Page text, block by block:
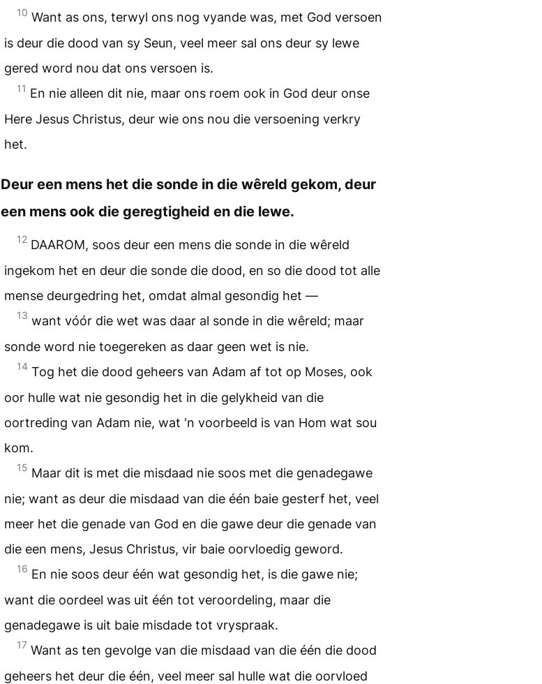
10 Want as ons, terwyl ons nog vyande was, met God versoen
is deur die dood van sy Seun, veel meer sal ons deur sy lewe
gered word nou dat ons versoen is.
11 En nie alleen dit nie, maar ons roem ook in God deur onse
Here Jesus Christus, deur wie ons nou die versoening verkry
het.
Deur een mens het die sonde in die wêreld gekom, deur
een mens ook die geregtigheid en die lewe.
12 DAAROM, soos deur een mens die sonde in die wêreld
ingekom het en deur die sonde die dood, en so die dood tot alle
mense deurgedring het, omdat almal gesondig het —
13 want vóór die wet was daar al sonde in die wêreld; maar
sonde word nie toegereken as daar geen wet is nie.
14 Tog het die dood geheers van Adam af tot op Moses, ook
oor hulle wat nie gesondig het in die gelykheid van die
oortreding van Adam nie, wat 'n voorbeeld is van Hom wat sou
kom.
15 Maar dit is met die misdaad nie soos met die genadegawe
nie; want as deur die misdaad van die één baie gesterf het, veel
meer het die genade van God en die gawe deur die genade van
die een mens, Jesus Christus, vir baie oorvloedig geword.
16 En nie soos deur één wat gesondig het, is die gawe nie;
want die oordeel was uit één tot veroordeling, maar die
genadegawe is uit baie misdade tot vryspraak.
17 Want as ten gevolge van die misdaad van die één die dood
geheers het deur die één, veel meer sal hulle wat die oorvloed